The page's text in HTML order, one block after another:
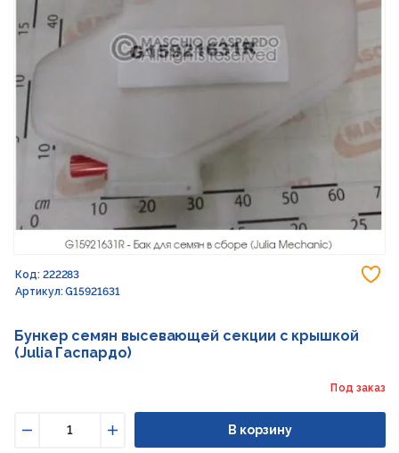
Код: 222283
Артикул: G15921631
Бункер семян высевающей секции с крышкой
(Julia Гаспардо)
Под заказ
Увеличить
В корзину